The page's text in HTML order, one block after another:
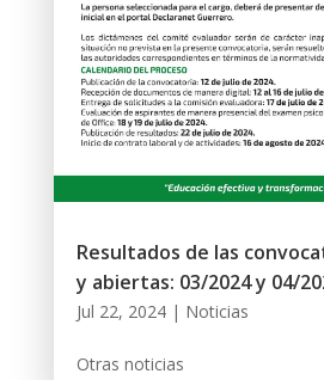
Resultados de las
y abiertas: 03/2024 y 04/
Jul 22, 2024| Noticias
Otras noticias